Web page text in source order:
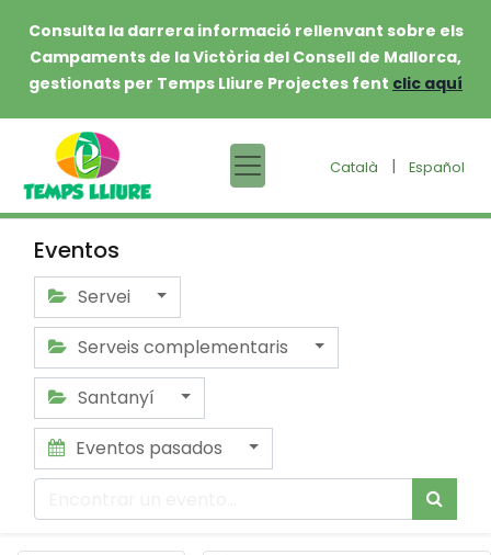
Consulta la darrera informació rellenvant sobre els
Campaments de la Victòria del Consell de Mallorca,
gestionats per Temps Lliure Projectes fent clic aquí
Català | Español
Eventos
Servei
Serveis complementaris
Santanyí
Eventos pasados